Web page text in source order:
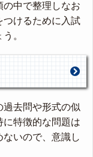
の中で整理しなお
つけるために入試
。
過去問や形式の似
に特徴的な問題は
いので、意識し